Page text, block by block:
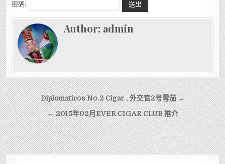
密碼:
Author: admin
文
章
導
覽
Diplomaticos No.2 Cigar , 外交官2号雪茄 →
← 2015年02月EVER CIGAR CLUB 推介